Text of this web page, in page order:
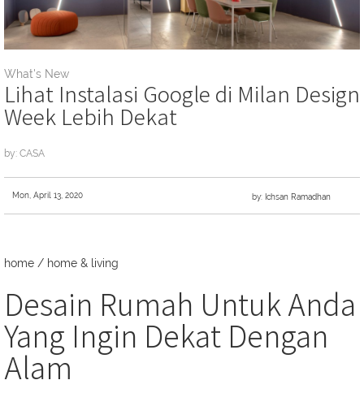
What's New
Lihat Instalasi Google di Milan Design
Week Lebih Dekat
by: CASA
Mon, April 13, 2020 by: Ichsan Ramadhan
home / home & living
Desain Rumah Untuk Anda
Yang Ingin Dekat Dengan
Alam